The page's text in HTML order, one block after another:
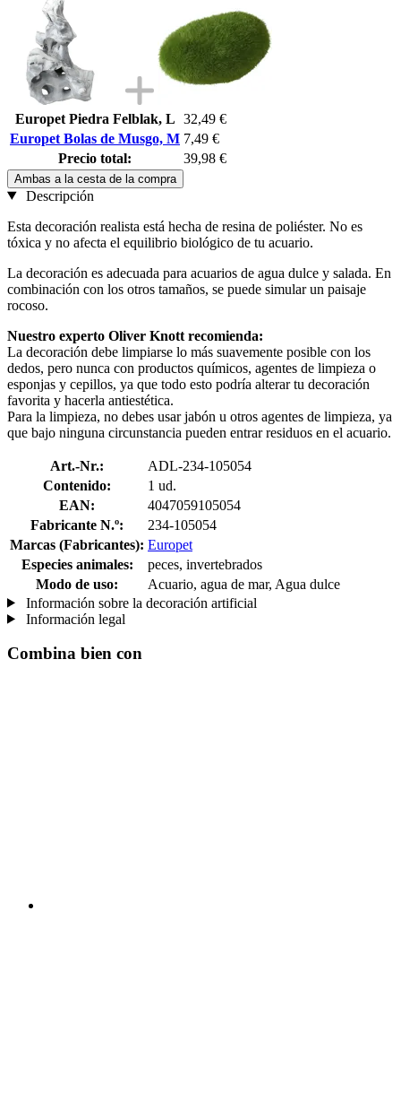
Europet Piedra Felblak, L 32,49 €
Europet Bolas de Musgo, M 7,49 €
Precio total:
39,98 €
Ambas a la cesta de la compra
Descripción
Esta decoración realista está hecha de resina de poliéster. No es
tóxica y no afecta el equilibrio biológico de tu acuario.
La decoración es adecuada para acuarios de agua dulce y salada. En
combinación con los otros tamaños, se puede simular un paisaje
rocoso.
Nuestro experto Oliver Knott recomienda:
La decoración debe limpiarse lo más suavemente posible con los
dedos, pero nunca con productos químicos, agentes de limpieza o
esponjas y cepillos, ya que todo esto podría alterar tu decoración
favorita y hacerla antiestética.
Para la limpieza, no debes usar jabón u otros agentes de limpieza, ya
que bajo ninguna circunstancia pueden entrar residuos en el acuario.
Art.-Nr.:
ADL-234-105054
Contenido:
1 ud.
EAN:
4047059105054
Fabricante N.º:
234-105054
Marcas (Fabricantes): Europet
Especies animales:
peces, invertebrados
Modo de uso:
Acuario, agua de mar, Agua dulce
Información sobre la decoración artificial
Información legal
Combina bien con